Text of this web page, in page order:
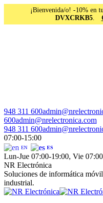
¡Bienvenida/o! -10% en
DVXCRKB5.
Facebook
page
opens
in
new
window
Instagram
page
opens
in
new
window
Linkedin
page
opens
in
new
window
948 311 600
600admin@nrelectronica.com
948 311 600
07:00-15:00
EN ES
Lun-Jue 07:00-19:00, Vie
NR Electrónica
Soluciones de informática
industrial.